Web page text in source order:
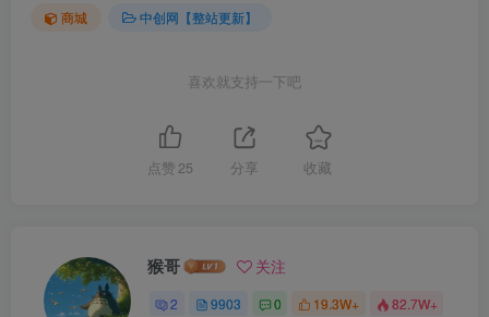
商城 中创网【整站更新】
喜欢就支持一下吧
点赞 25 分享 收藏
猴哥 关注
2 9903 0 19.3W+ 82.7W+